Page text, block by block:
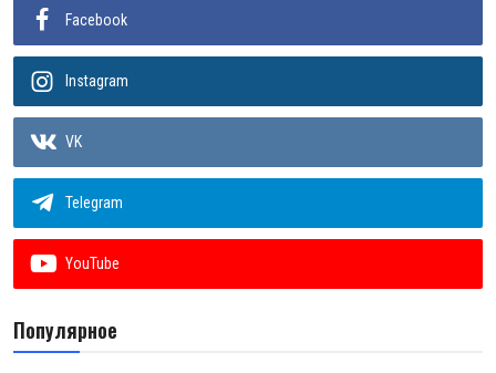
ИИ
PDF-translator
Статистика
Проблемы Арала
Антикоррупция
Facebook
Instagram
VK
Telegram
YouTube
Популярное